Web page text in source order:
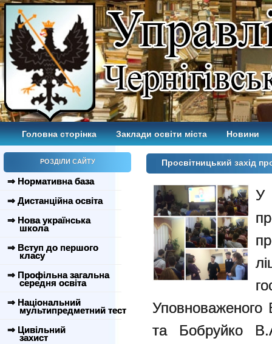
Головна сторінка Заклади освіти міста Новини
РОЗДІЛИ САЙТУ
⇒ Нормативна база
⇒ Дистанційна освіта
⇒ Нова українська
школа
⇒ Вступ до першого
класу
⇒ Профільна загальна
середня освіта
⇒ Національний
мультипредметний тест
⇒ Цивільний
захист
Просвітницький захід
У
та Бобруйко